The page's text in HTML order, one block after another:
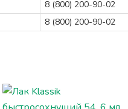
8 (800) 200-90-02
8 (800) 200-90-02